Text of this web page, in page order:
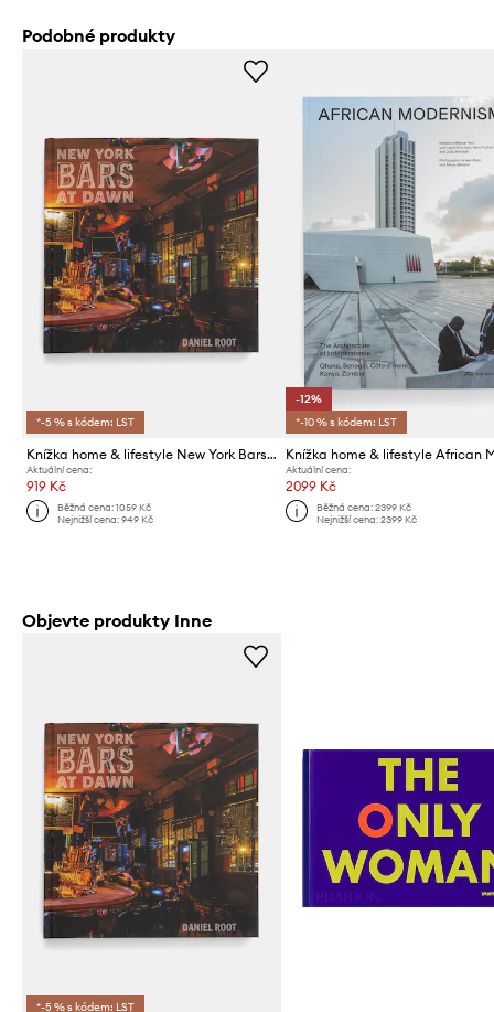
Podobné produkty
*-5 % s kódem: LST
Knížka home & lifestyle New York Bars at Dawn by Daniel Root, English
Aktuální cena:
919 Kč
Běžná cena:1059 Kč
Nejnižší cena:949 Kč
-12%
*-10 % s kódem: LST
Aktuální cena:
2099 Kč
Běžná cena: 2399 Kč
Nejnižší cena: 2399 Kč
Objevte produkty Inne
*-5 % s kódem: LST